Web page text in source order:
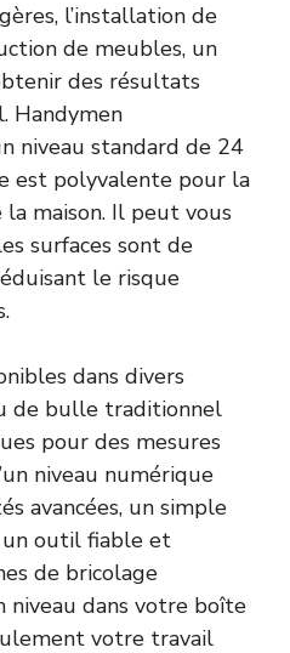
l’installation de
de meubles, un
des résultats
Handymen
niveau standard de 24
est polyvalente pour la
maison. Il peut vous
surfaces sont de
le risque
dans divers
de bulle traditionnel
pour des mesures
niveau numérique
avancées, un simple
outil fiable et
de bricolage
niveau dans votre boîte
votre travail